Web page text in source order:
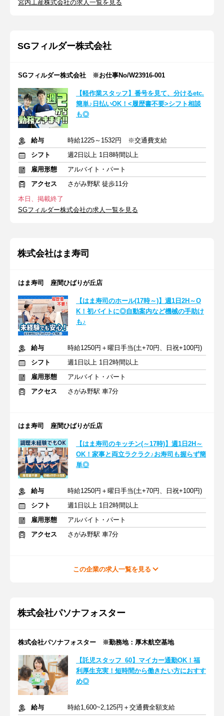
宮内工産株式会社の求人一覧を見る
SGフィルダー株式会社
SGフィルダー株式会社 ※お仕事No/W23916-001
【軽作業スタッフ】番号を見て、分けるetc.
簡単♪日払いOK！<履歴書不要>シフト相談
も◎
給与
時給1225～1532円 ※交通費支給
シフト
週2日以上 1日8時間以上
雇用形態
アルバイト・パート
アクセス
さがみ野駅 徒歩11分
本日、掲載終了
SGフィルダー株式会社の求人一覧を見る
株式会社はま寿司
はま寿司 座間ひばりが丘店
【はま寿司のホール(17時～)】週1日2H～O
K！初バイトに◎自動案内など機械の手助け
も♪
給与
時給1250円＋曜日手当(土+70円、日祝+100円)
シフト
週1日以上 1日2時間以上
雇用形態
アルバイト・パート
アクセス
さがみ野駅 車7分
はま寿司 座間ひばりが丘店
【はま寿司のキッチン(～17時)】週1日2H～
OK！家事と両立ラクラク♪お寿司も握らず簡
単◎
給与
時給1250円＋曜日手当(土+70円、日祝+100円)
シフト
週1日以上 1日2時間以上
雇用形態
アルバイト・パート
アクセス
さがみ野駅 車7分
この企業の求人一覧を見る
株式会社パソナフォスター
株式会社パソナフォスター ※勤務地：厚木航空基地
【託児スタッフ_60】マイカー通勤OK！福
利厚生充実！短時間から働きたい方におすす
め◎
給与
時給1,600~2,125円＋交通費全額支給